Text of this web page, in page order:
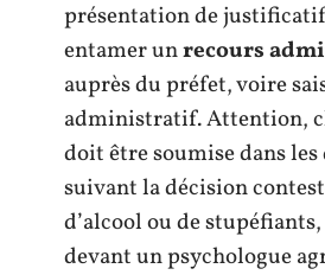
présentation de
entamer unrecours
auprès du préfet, voire
administratif. Attention,
doit être soumise dans
suivant la décision
d’alcool ou de stupéfiants,
devant un psychologue